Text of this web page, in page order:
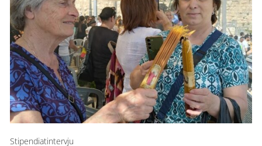
Stipendiatintervju